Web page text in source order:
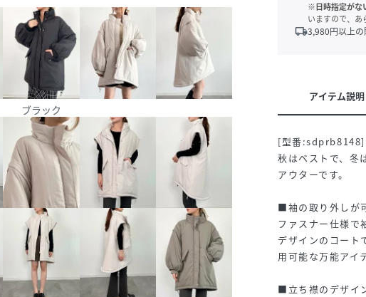
ブラック
※日時指定がな
いますので、あ
local_shipping3,980円以上
アイテム説明
[型番:sdprb8148]
秋はベストで、冬
アウターです。
■袖の取り外しが
ファスナー仕様で
デザインのコート
用可能な万能アイ
■立ち襟のデザイ